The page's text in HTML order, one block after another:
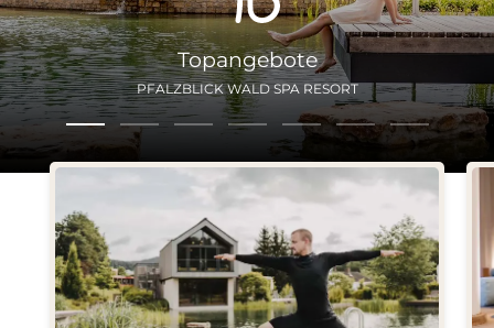
Topangebote
PFALZBLICK WALD SPA RESORT